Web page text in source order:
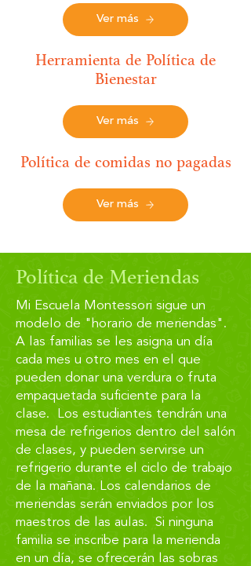
Ver más
Herramienta de Política de
Bienestar
Ver más
Política de comidas no pagadas
Ver más
Política de Meriendas
Mi Escuela Montessori sigue un
modelo de "horario de meriendas".
A las familias se les asigna un día
cada mes u otro mes en el que
pueden donar una verdura o fruta
empaquetada suficiente para la
clase. Los estudiantes tendrán una
mesa de refrigerios dentro del salón
de clases, y pueden servirse un
refrigerio durante el ciclo de trabajo
de la mañana. Los calendarios de
meriendas serán enviados por los
maestros de las aulas. Si ninguna
familia se inscribe para la merienda
en un día, se ofrecerán las sobras